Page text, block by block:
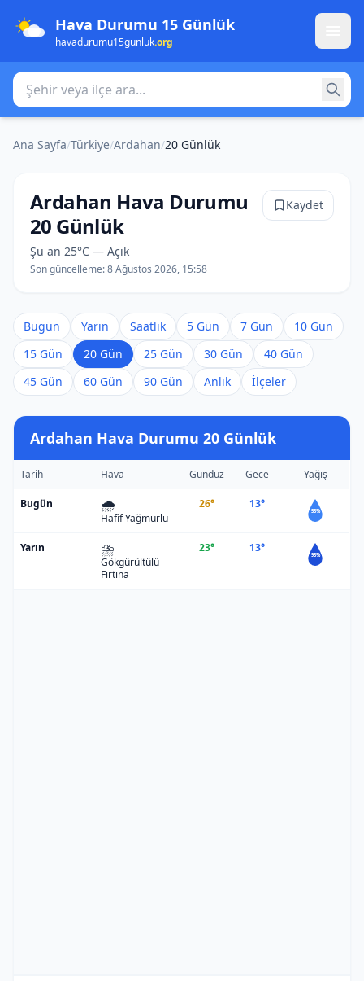
Hava Durumu 15 Günlük
havadurumu15gunluk.org
Şehir veya ilçe ara
Ana Sayfa/Türkiye/Ardahan/20 Günlük
Ardahan Hava Durumu
20 Günlük
Şu an 25°C — Açık
Son güncelleme:8 Ağustos 2026, 15:58
Kaydet
Bugün Yarın Saatlik 5 Gün 7 Gün
10 Gün
15 Gün
20 Gün 25 Gün 30 Gün
40 Gün
45 Gün
60 Gün 90 Gün Anlık İlçeler
Ardahan Hava Durumu 20 Günlük
Tarih Hava Gündüz Gece Yağış
Bugün 🌧️
Hafif Yağmurlu
26° 13°
53%
Yarın ⛈️
Gökgürültülü
Fırtına
23° 13°
93%